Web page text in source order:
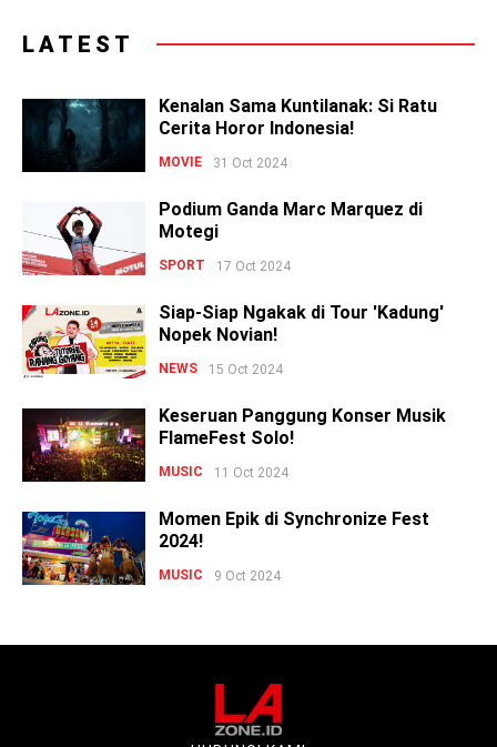
LATEST
Kenalan Sama Kuntilanak: Si Ratu
Cerita Horor Indonesia!
MOVIE 31 Oct 2024
Podium Ganda Marc Marquez di
Motegi
SPORT 17 Oct 2024
Siap-Siap Ngakak di Tour 'Kadung'
Nopek Novian!
NEWS 15 Oct 2024
Keseruan Panggung Konser Musik
FlameFest Solo!
MUSIC 11 Oct 2024
Momen Epik di Synchronize Fest
2024!
MUSIC 9 Oct 2024